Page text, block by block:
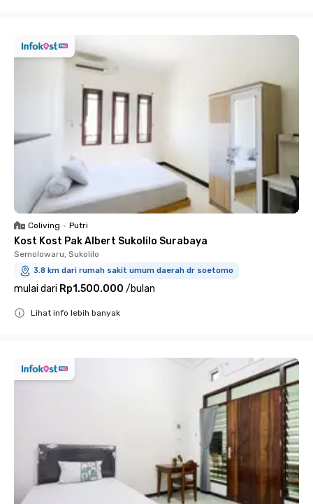
Coliving • Putri
Kost Kost Pak Albert Sukolilo Surabaya
Semolowaru, Sukolilo
3.8 km dari rumah sakit umum daerah dr soetomo
mulai dari Rp1.500.000 /bulan
Lihat info lebih banyak